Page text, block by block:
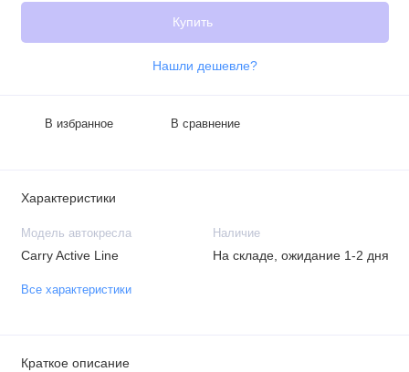
Купить
Нашли дешевле?
В избранное В сравнение
Характеристики
Модель автокресла
Carry Active Line
Наличие
На складе, ожидание 1-2 дня
Все характеристики
Краткое описание